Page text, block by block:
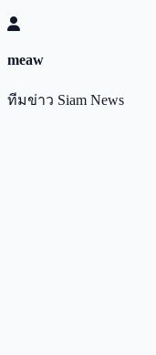
meaw
ทีมข่าว Siam News